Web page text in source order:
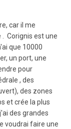
car il me
Corignis est une
que 10000
un port, une
pour
, des
des zones
et crée la plus
des grandes
voudrai faire une